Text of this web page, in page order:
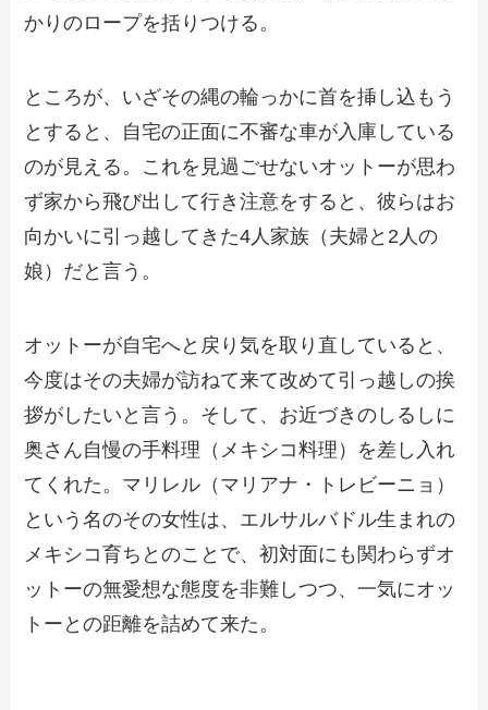
かりのロープを括りつける。
ところが、いざその縄の輪っかに首を挿し込もう
とすると、自宅の正面に不審な車が入庫している
のが見える。これを見過ごせないオットーが思わ
ず家から飛び出して行き注意をすると、彼らはお
向かいに引っ越してきた4人家族（夫婦と2人の
娘）だと言う。
オットーが自宅へと戻り気を取り直していると、
今度はその夫婦が訪ねて来て改めて引っ越しの挨
拶がしたいと言う。そして、お近づきのしるしに
奥さん自慢の手料理（メキシコ料理）を差し入れ
てくれた。マリレル（マリアナ・トレビーニョ）
という名のその女性は、エルサルバドル生まれの
メキシコ育ちとのことで、初対面にも関わらずオ
ットーの無愛想な態度を非難しつつ、一気にオッ
トーとの距離を詰めて来た。